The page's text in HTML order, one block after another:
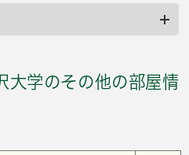
大学のその他の部屋情